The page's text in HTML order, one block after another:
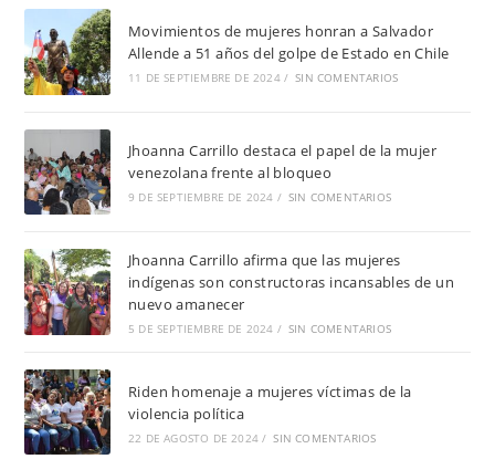
Movimientos de mujeres honran a Salvador
Allende a 51 años del golpe de Estado en Chile
11 DE SEPTIEMBRE DE 2024 / SIN COMENTARIOS
Jhoanna Carrillo destaca el papel de la mujer
venezolana frente al bloqueo
9 DE SEPTIEMBRE DE 2024 / SIN COMENTARIOS
Jhoanna Carrillo afirma que las mujeres
indígenas son constructoras incansables de un
nuevo amanecer
5 DE SEPTIEMBRE DE 2024 / SIN COMENTARIOS
Riden homenaje a mujeres víctimas de la
violencia política
22 DE AGOSTO DE 2024 / SIN COMENTARIOS